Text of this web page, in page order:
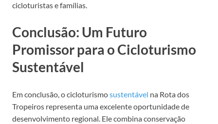
cicloturistas e famílias.
Conclusão: Um Futuro
Promissor para o Cicloturismo
Sustentável
Em conclusão, o cicloturismosustentável na Rota dos
Tropeiros representa uma excelente oportunidade de
desenvolvimento regional. Ele combina conservação